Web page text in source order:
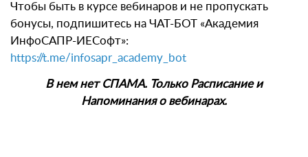
Чтобы быть в курсе вебинаров и не пропускать
бонусы, подпишитесь на ЧАТ-БОТ «Академия
ИнфоСАПР-ИЕСофт»:
https://t.me/infosapr_academy_bot
В нем нет СПАМА. Только Расписание и
Напоминания о вебинарах.